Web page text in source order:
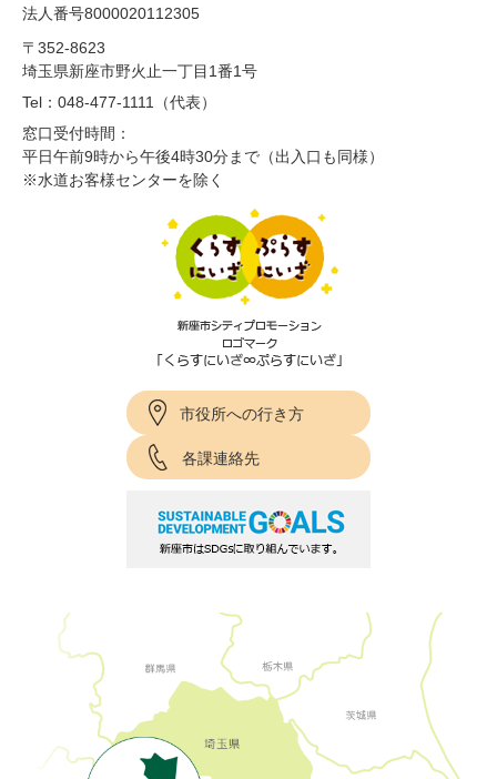
法人番号8000020112305
〒352-8623
埼玉県新座市野火止一丁目1番1号
Tel：048-477-1111（代表）
窓口受付時間：
平日午前9時から午後4時30分まで（出入口も同様）
※水道お客様センターを除く
市役所への行き方
各課連絡先